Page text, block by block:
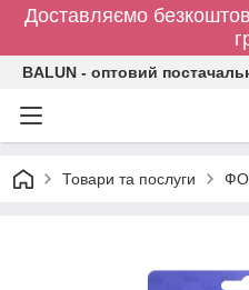
Доставляємо
BALUN - оптовий
Товари та послуги